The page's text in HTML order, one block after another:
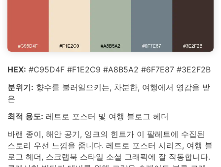
HEX: #C95D4F #F1E2C9 #A8B5A2 #6F7E87 #3E2F2B
분위기: 향수를 불러일으키는, 차분한, 여행에서 영감을 받
은
최적 용도: 레트로 포스터 및 여행 블로그 헤더
바랜 종이, 해안 공기, 잉크의 힌트가 이 팔레트에 수집된
스토리 우선 느낌을 줍니다. 레트로 포스터 시리즈, 여행 블
로그 헤더, 스크랩북 스타일 소셜 그래픽에 잘 작동합니다.